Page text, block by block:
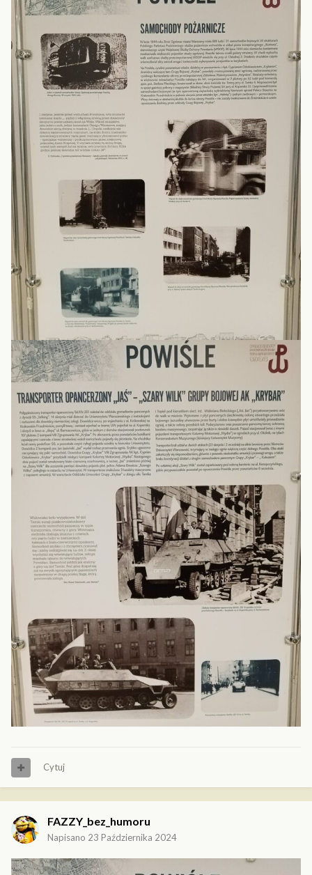
Cytuj
FAZZY_bez_humoru
Napisano 23 Października 2024